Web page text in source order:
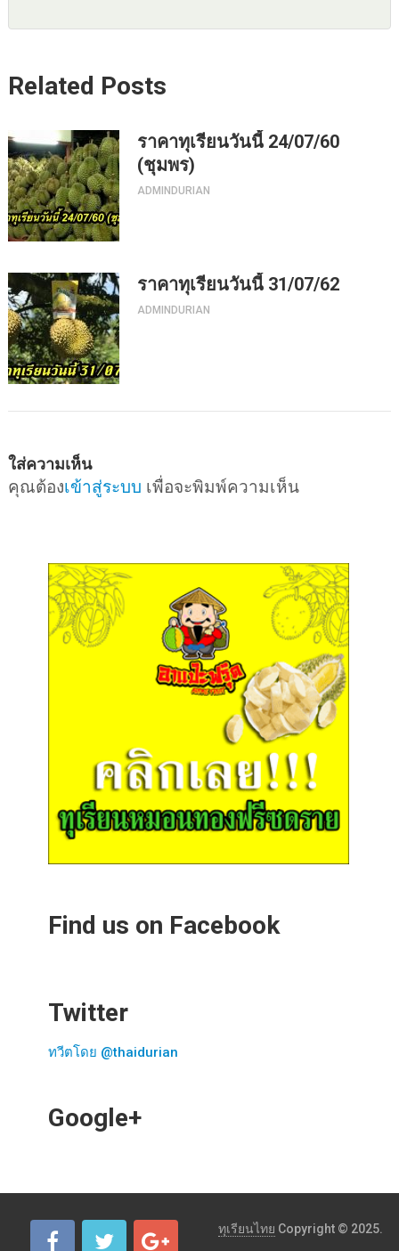
Related Posts
ราคาทุเรียนวันนี้ 24/07/60
(ชุมพร)
ADMINDURIAN
ราคาทุเรียนวันนี้ 31/07/62
ADMINDURIAN
ใส่ความเห็น
คุณต้องเข้าสู่ระบบ เพื่อจะพิมพ์ความเห็น
Find us on Facebook
Twitter
ทวีตโดย @thaidurian
Google+
ทุเรียนไทย Copyright © 2025.